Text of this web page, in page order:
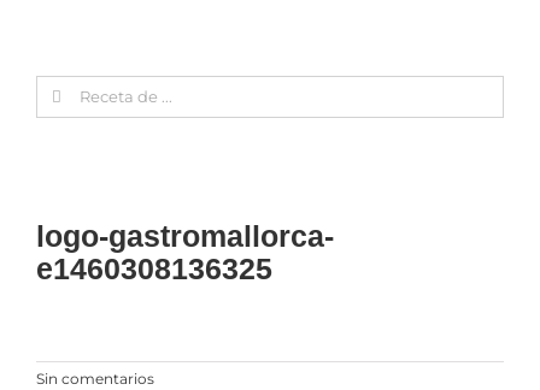
Search
for:
logo-gastromallorca-
e1460308136325
Sin comentarios